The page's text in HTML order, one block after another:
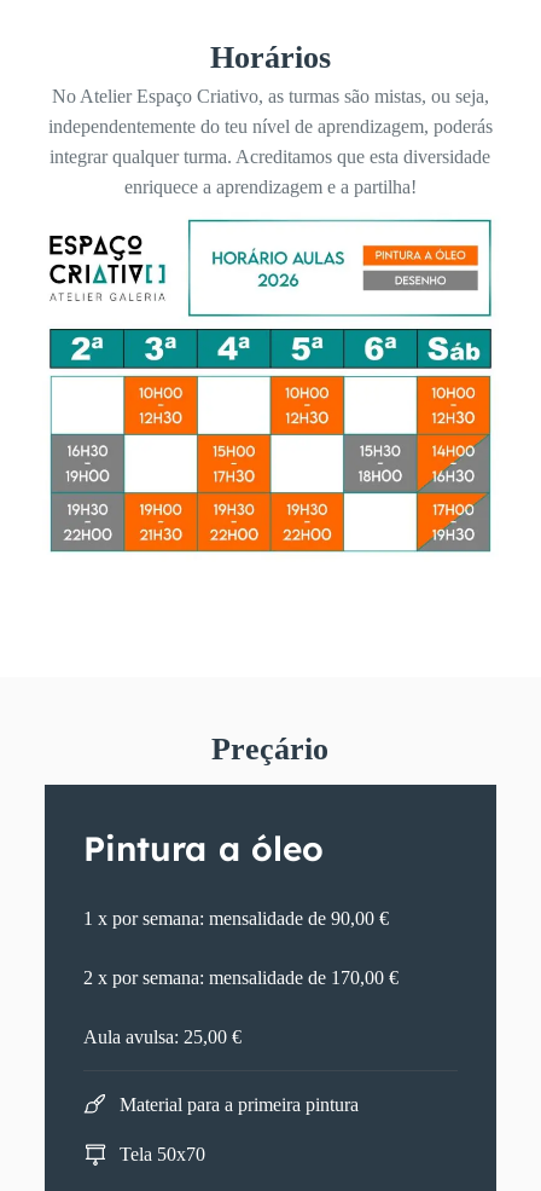
Horários
No Atelier Espaço Criativo, as turmas são mistas, ou seja,
independentemente do teu nível de aprendizagem, poderás
integrar qualquer turma. Acreditamos que esta diversidade
enriquece a aprendizagem e a partilha!
Preçário
Pintura a óleo
1 x por semana: mensalidade de 90,00 €
2 x por semana: mensalidade de 170,00 €
Aula avulsa: 25,00 €
Material para a primeira pintura
Tela 50x70